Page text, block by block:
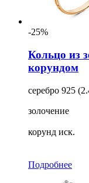
-25%
Кольцо из
корундом
серебро 925
золочение
корунд иск.
Подробнее